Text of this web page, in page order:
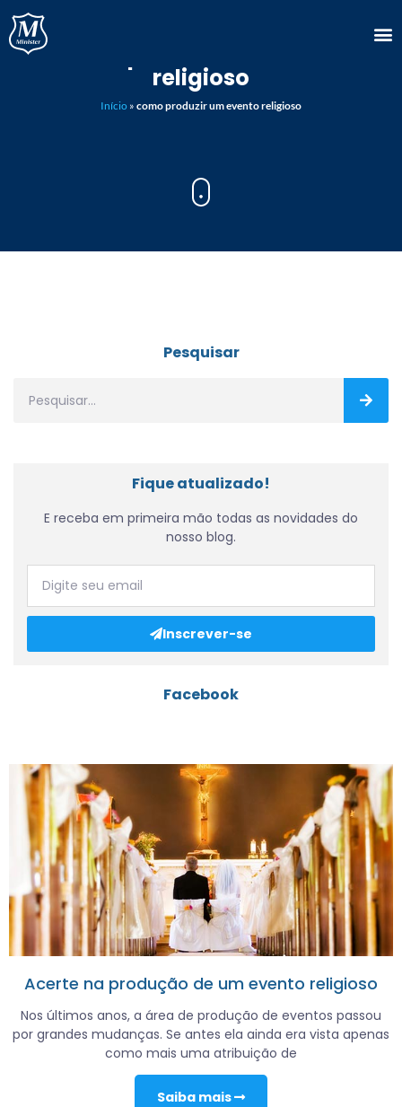
religioso
Início » como produzir um evento religioso
Pesquisar
Fique atualizado!
E receba em primeira mão todas as novidades do
nosso blog.
Inscrever-se
Facebook
Acerte na produção de um evento religioso
Nos últimos anos, a área de produção de eventos passou
por grandes mudanças. Se antes ela ainda era vista apenas
como mais uma atribuição de
Saiba mais